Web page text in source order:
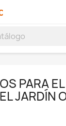
PARA EL
JARDÍN